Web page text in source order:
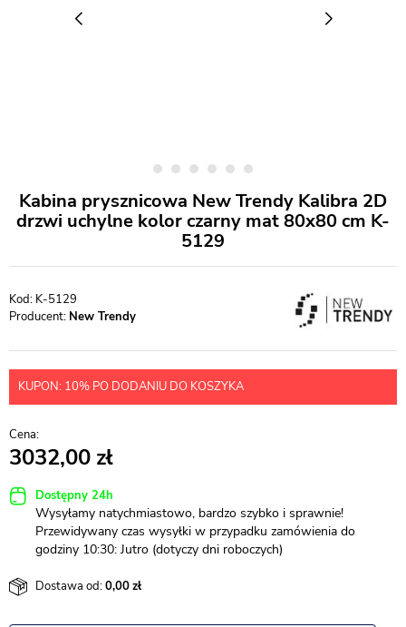
Kabina prysznicowa New Trendy Kalibra 2D
drzwi uchylne kolor czarny mat 80x80 cm K-
5129
K-5129
Producent: New Trendy
KUPON: 10% PO DODANIU DO KOSZYKA
3032,00
Dostępny 24h
Wysyłamy natychmiastowo, bardzo szybko i sprawnie!
Przewidywany czas wysyłki w przypadku zamówienia do
godziny 10:30: Jutro (dotyczy dni roboczych)
Dostawa od:0,00